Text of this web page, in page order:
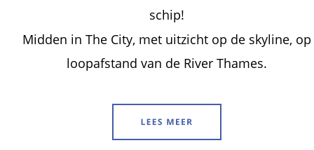
schip!
Midden in The City, met uitzicht op de skyline,
loopafstand van de River Thames.